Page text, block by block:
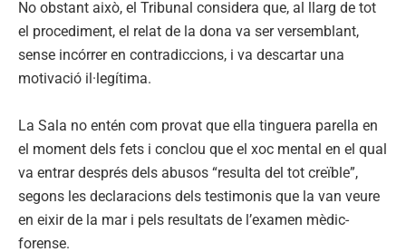
No obstant això, el Tribunal considera que, al llarg de tot
el procediment, el relat de la dona va ser versemblant,
sense incórrer en contradiccions, i va descartar una
motivació il·legítima.
La Sala no entén com provat que ella tinguera parella en
el moment dels fets i conclou que el xoc mental en el qual
va entrar després dels abusos “resulta del tot creïble”,
segons les declaracions dels testimonis que la van veure
en eixir de la mar i pels resultats de l’examen mèdic-
forense.